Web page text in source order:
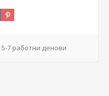
5-7 работни денови